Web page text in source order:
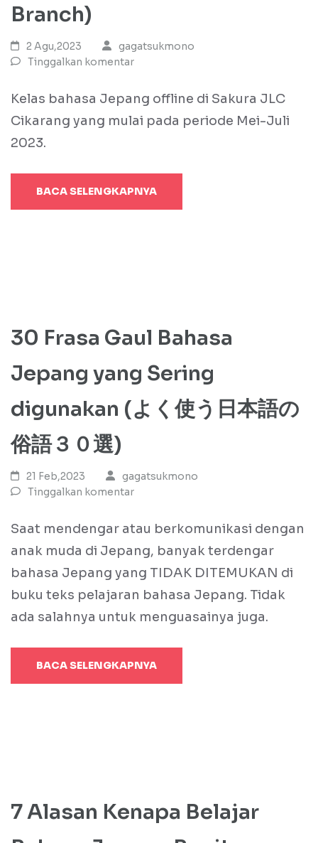
Branch)
2 Agu,2023
gagatsukmono
Tinggalkan komentar
Kelas bahasa Jepang offline di Sakura JLC
Cikarang yang mulai pada periode Mei-Juli
2023.
BACA SELENGKAPNYA
30 Frasa Gaul Bahasa
Jepang yang Sering
digunakan (よく使う日本語の
俗語３０選)
21 Feb,2023
gagatsukmono
Tinggalkan komentar
Saat mendengar atau berkomunikasi dengan
anak muda di Jepang, banyak terdengar
bahasa Jepang yang TIDAK DITEMUKAN di
buku teks pelajaran bahasa Jepang. Tidak
ada salahnya untuk menguasainya juga.
BACA SELENGKAPNYA
7 Alasan Kenapa Belajar